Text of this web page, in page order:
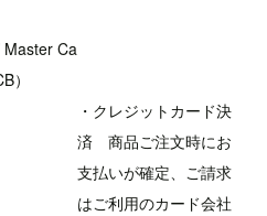
Master Ca
）
・クレジットカード決
済 商品ご注文時にお
支払いが確定、ご請求
はご利用のカード会社